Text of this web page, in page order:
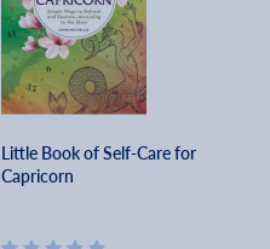
Little Book of Self-Care for
Capricorn